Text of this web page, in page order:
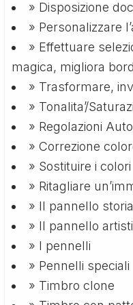
» Disposizione
» Personalizzare
» Effettuare
magica, migliora
» Trasformare,
» Tonalita’/
» Regolazioni
» Correzione
» Sostituire i colori
» Ritagliare
» Il pannello storia
» Il pannello
» I pennelli
» Pennelli speciali
» Timbro clone